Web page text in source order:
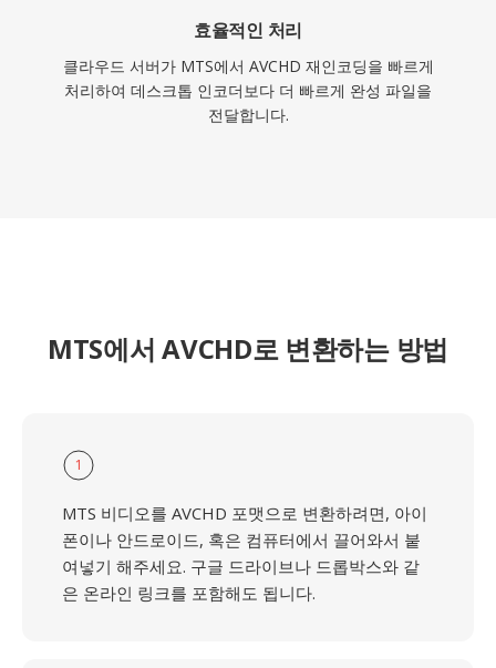
효율적인 처리
클라우드 서버가 MTS에서 AVCHD 재인코딩을 빠르게
처리하여 데스크톱 인코더보다 더 빠르게 완성 파일을
전달합니다.
MTS에서 AVCHD로 변환하는 방법
1
MTS 비디오를 AVCHD 포맷으로 변환하려면, 아이
폰이나 안드로이드, 혹은 컴퓨터에서 끌어와서 붙
여넣기 해주세요. 구글 드라이브나 드롭박스와 같
은 온라인 링크를 포함해도 됩니다.